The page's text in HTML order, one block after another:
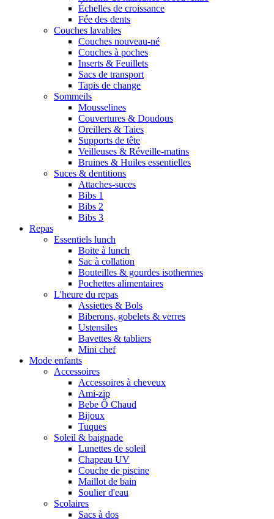
Échelles de croissance
Fée des dents
Couches lavables
Couches nouveau-né
Couches à poches
Inserts & Feuillets
Sacs de transport
Tapis de change
Sommeils
Mousselines
Couvertures & Doudous
Oreillers & Taies
Supports de tête
Veilleuses & Réveille-matins
Bruines & Huiles essentielles
Suces & dentitions
Attaches-suces
Bibs 1
Bibs 2
Bibs 3
Repas
Essentiels lunch
Boite à lunch
Sac à collation
Bouteilles & gourdes isothermes
Pochettes alimentaires
L'heure du repas
Assiettes & Bols
Biberons, gobelets & verres
Ustensiles
Bavettes & tabliers
Mini chef
Mode enfants
Accessoires
Accessoires à cheveux
Ami-zip
Bebe Ô Chaud
Bijoux
Tuques
Soleil & baignade
Lunettes de soleil
Chapeau UV
Couche de piscine
Maillot de bain
Soulier d'eau
Scolaires
Sacs à dos